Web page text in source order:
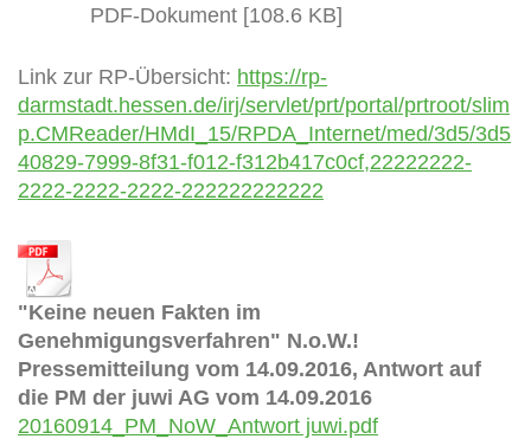
PDF-Dokument [108.6 KB]
Link zur RP-Übersicht: https://rp-
darmstadt.hessen.de/irj/servlet/prt/portal/prtroot/slim
p.CMReader/HMdI_15/RPDA_Internet/med/3d5/3d5
40829-7999-8f31-f012-f312b417c0cf,22222222-
2222-2222-2222-222222222222
"Keine neuen Fakten im
Genehmigungsverfahren" N.o.W.!
Pressemitteilung vom 14.09.2016, Antwort auf
die PM der juwi AG vom 14.09.2016
20160914_PM_NoW_Antwort juwi.pdf